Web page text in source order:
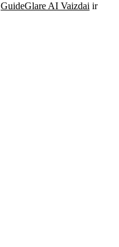
GuideGlare AI Vaizdai ir